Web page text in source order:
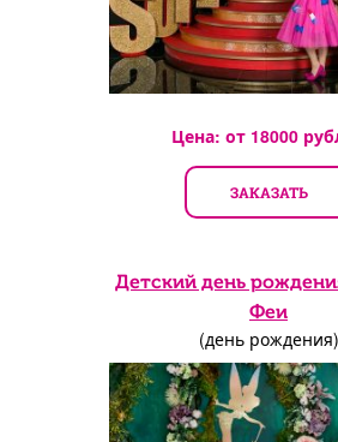
Цена: от 18000
ЗАКАЗАТЬ
Детский день
Феи
(день рождения)